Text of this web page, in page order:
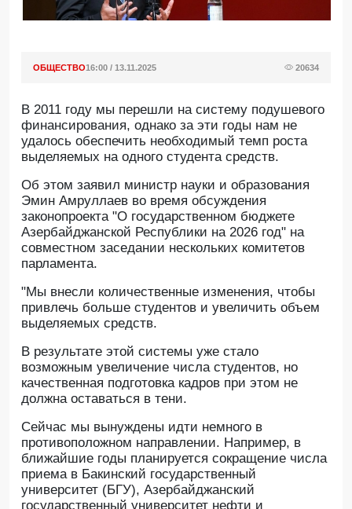
ОБЩЕСТВО16:00 / 13.11.2025 20634
В 2011 году мы перешли на систему подушевого
финансирования, однако за эти годы нам не
удалось обеспечить необходимый темп роста
выделяемых на одного студента средств.
Об этом заявил министр науки и образования
Эмин Амруллаев во время обсуждения
законопроекта "О государственном бюджете
Азербайджанской Республики на 2026 год" на
совместном заседании нескольких комитетов
парламента.
"Мы внесли количественные изменения, чтобы
привлечь больше студентов и увеличить объем
выделяемых средств.
В результате этой системы уже стало
возможным увеличение числа студентов, но
качественная подготовка кадров при этом не
должна оставаться в тени.
Сейчас мы вынуждены идти немного в
противоположном направлении. Например, в
ближайшие годы планируется сокращение числа
приема в Бакинский государственный
университет (БГУ), Азербайджанский
государственный университет нефти и